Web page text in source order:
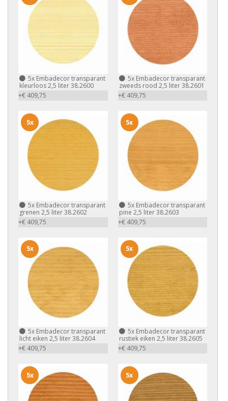
5x Embadecor transparant
kleurloos 2,5 liter 38.2600
+€ 409,75
5xEmbadecor transparant
zweeds rood 2,5 liter 38.2601
+€ 409,75
5x Embadecor transparant
grenen 2,5 liter 38.2602
+€ 409,75
5x
5xEmbadecor transparant
pine 2,5 liter 38.2603
+€ 409,75
5x
5x Embadecor transparant
licht eiken 2,5 liter 38.2604
+€ 409,75
5x
5xEmbadecor transparant
rustiek eiken 2,5 liter 38.2605
+€ 409,75
5x
5x 5x